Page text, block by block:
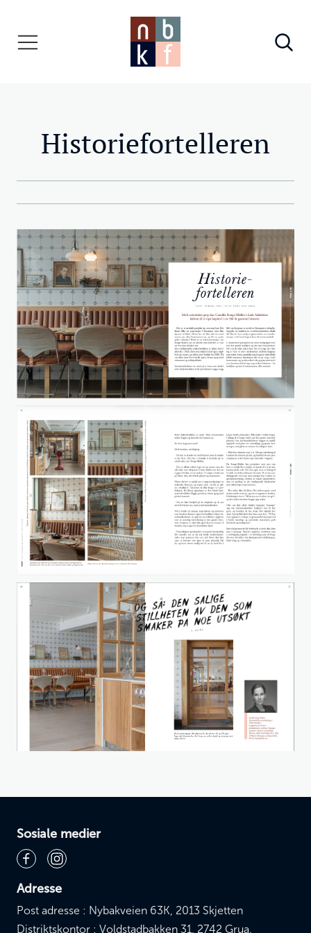
Historiefortelleren
Sosiale medier
Adresse
Post adresse : Nybakveien 63K, 2013 Skjetten
Distriktskontor : Voldstadbakken 31, 2742 Grua.